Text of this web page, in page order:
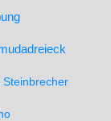
Steinbrecher